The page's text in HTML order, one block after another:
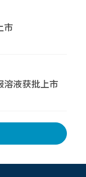
市
溶液获批上市